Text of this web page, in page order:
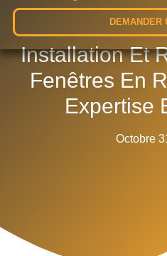
DEMANDER
Installation Et
Fenêtres En
Expertise
Octobre